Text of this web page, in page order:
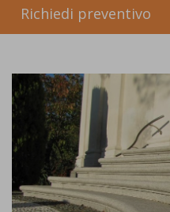
Richiedi preventivo